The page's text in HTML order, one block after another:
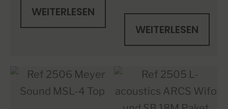
WEITERLESEN
WEITERLESEN